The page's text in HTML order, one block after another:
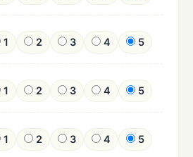
1 2 3 4 5
1 2 3 4 5
1 2 3 4 5